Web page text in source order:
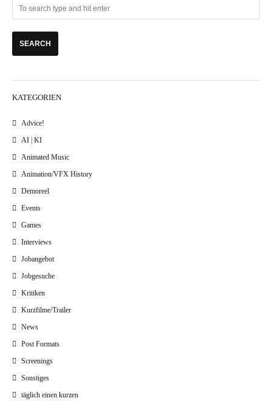
KATEGORIEN
Advice!
AI | KI
Animated Music
Animation/VFX History
Demoreel
Events
Games
Interviews
Jobangebot
Jobgesuche
Kritiken
Kurzfilme/Trailer
News
Post Formats
Screenings
Sonstiges
täglich einen kurzen